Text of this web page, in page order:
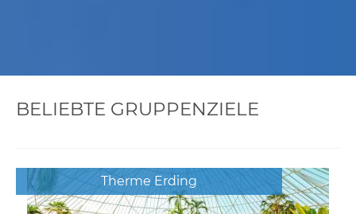
BELIEBTE GRUPPENZIELE
Therme Erding